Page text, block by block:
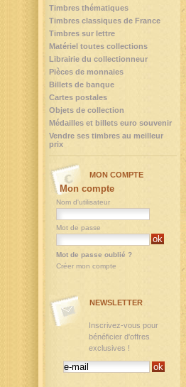
Timbres thématiques
Timbres classiques de France
Timbres sur lettre
Matériel toutes collections
Librairie du collectionneur
Pièces de monnaies
Billets de banque
Cartes postales
Objets de collection
Médailles et billets euro souvenir
Vendre ses timbres au meilleur
prix
MON COMPTE
Mon compte
Nom d'utilisateur
Mot de passe
Mot de passe oublié ?
Créer mon compte
NEWSLETTER
Inscrivez-vous pour
bénéficier d'offres
exclusives !